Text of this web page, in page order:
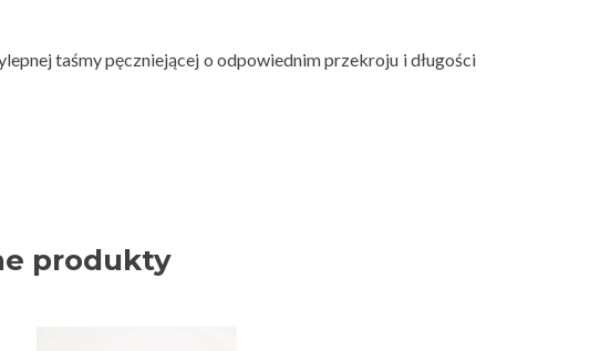
taśmy pęczniejącej o odpowiednim przekroju i długości
produkty